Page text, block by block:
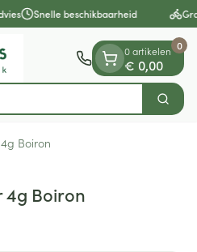
Snelle beschikbaarheid
Zoek
0 artikelen
€ 0,00
0
Boiron
4g Boiron